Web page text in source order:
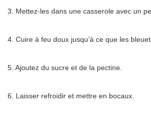
3. Mettez-les dans une casserole avec un
4. Cuire à feu doux jusqu’à ce que les
5. Ajoutez du sucre et de la pectine.
6. Laisser refroidir et mettre en bocaux.